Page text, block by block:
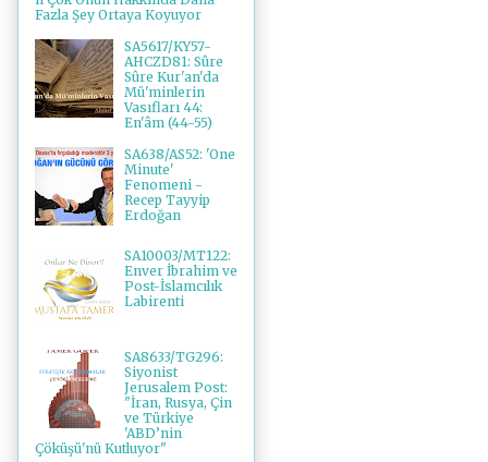
Fazla Şey Ortaya Koyuyor
SA5617/KY57-
AHCZD81: Sûre
Sûre Kur'an'da
Mü'minlerin
Vasıfları 44:
En'âm (44-55)
SA638/AS52: 'One
Minute'
Fenomeni -
Recep Tayyip
Erdoğan
SA10003/MT122:
Enver İbrahim ve
Post-İslamcılık
Labirenti
SA8633/TG296:
Siyonist
Jerusalem Post:
"İran, Rusya, Çin
ve Türkiye
'ABD’nin
Çöküşü'nü Kutluyor"